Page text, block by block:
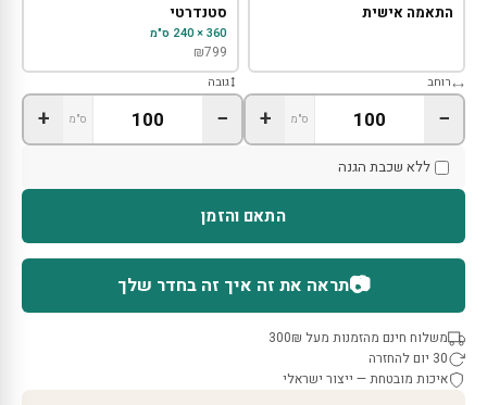
התאמה אישית סטנדרטי
360 × 240 ס"מ
₪799
רוחב
− ס"מ +
גובה
− ס"מ +
ללא שכבת הגנה
התאם והזמן
📷תראה את זה איך זה בחדר שלך
משלוח חינם מהזמנות מעל 300₪
30 יום להחזרה
איכות מובטחת — ייצור ישראלי